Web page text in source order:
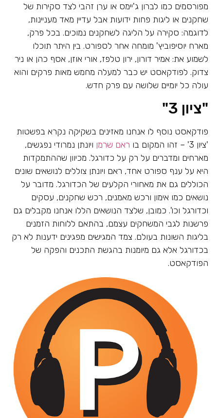
מפורסמים כמו לברון ג'יימס או ערן זהבי לצד סקירות של
שחקנים או ליגות פחות ידועות אבל עדיין מאד מעניינות,
לדוגמה: סקירה על הליגה לשחקנים נמוכים. בכל פרק,
מארח יוסיפוביץ' מומחה אחר לספורט. בין היתר תוכלו
לשמוע את: אמיר דורון, ירון טלפז, אורי אוזן, אסף כהן או ניר
צדוק. לפודקאסט יש כבר למעלה מחמש מאות פרקים והוא
עולה כל יומיים שלושה עם פרק חדש.
"ציון 3"
פודקאסט נוסף לו אנחנו מאזינים בשקיקה נקרא בפשטות
'ציון 3' – זהו המקום בו
ראם שרמן ויונתן נמרודי נפגשים,
מארחים ומדברים על רק על כדורגל. מכיוון שההתמקדות
היא על ענף ספורט אחד, ראם ויונתן צוללים לנושאים שונים
הכוללים גם את מאחורי הקלעים של הכדורגל. מדובר על
נושאים כמו אימון ורכש מאמנים, רכש שחקנים, עסקים
וכדורגל וכו'. כמובן, שלצד הנושאים הללו אנחנו מקבלים גם
פרשנות לגבי המשחקים עצמם, בהתאם ללוחות הזמנים
בליגות השונות בעולם. צמד המגישים מפגינים ידענות לא רק
בכדורגל אלא גם מיומנות בהגשת התכנים והפקה של
הפודקאסט.